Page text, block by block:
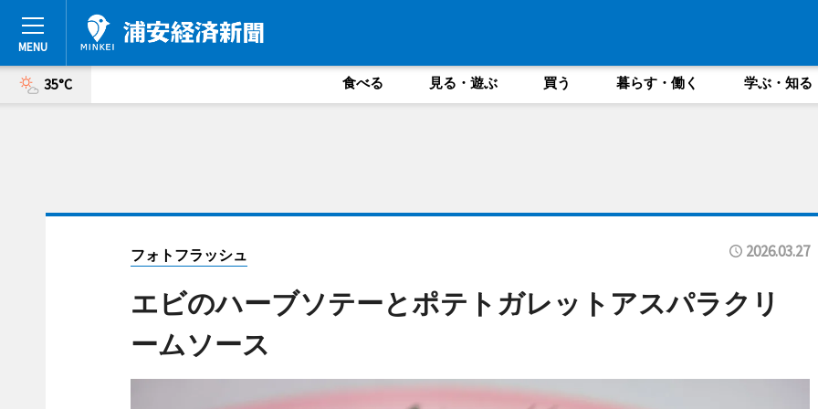
35°C 食べる 見る・遊ぶ 買う 暮らす・働く 学ぶ・知る
フォトフラッシュ 2026.03.27
エビのハーブソテーとポテトガレットアスパラクリ
ームソース